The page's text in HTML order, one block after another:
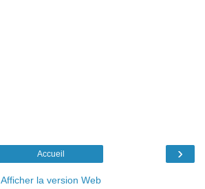
›
Accueil
Afficher la version Web